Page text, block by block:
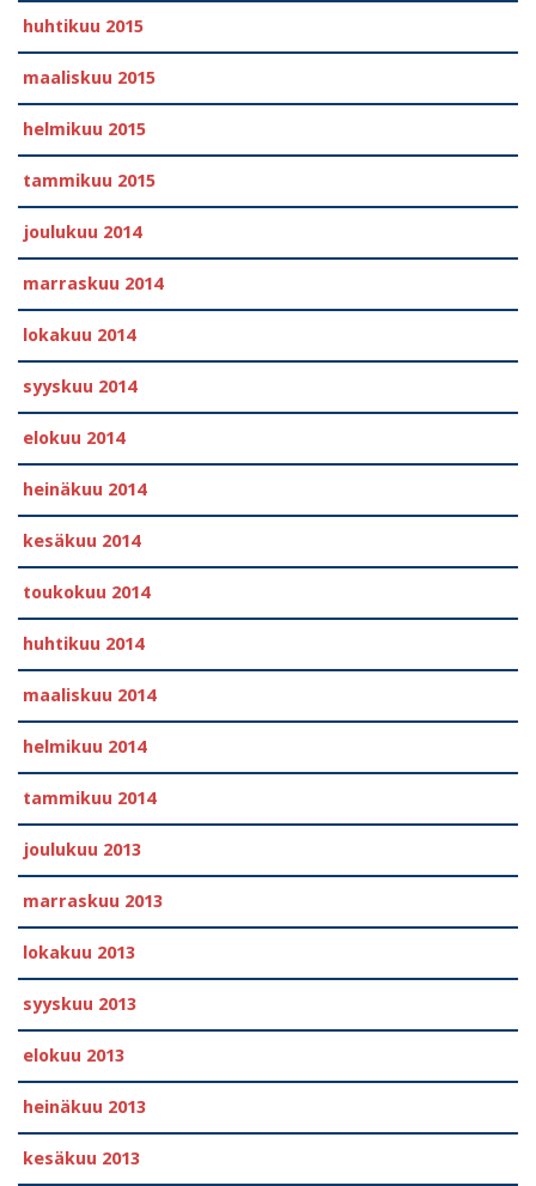
huhtikuu 2015
maaliskuu 2015
helmikuu 2015
tammikuu 2015
joulukuu 2014
marraskuu 2014
lokakuu 2014
syyskuu 2014
elokuu 2014
heinäkuu 2014
kesäkuu 2014
toukokuu 2014
huhtikuu 2014
maaliskuu 2014
helmikuu 2014
tammikuu 2014
joulukuu 2013
marraskuu 2013
lokakuu 2013
syyskuu 2013
elokuu 2013
heinäkuu 2013
kesäkuu 2013